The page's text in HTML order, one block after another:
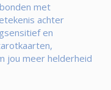
met
achter
en
jou meer helderheid